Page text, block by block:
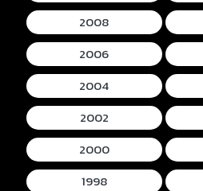
2008
2006
2004
2002
2000
1998